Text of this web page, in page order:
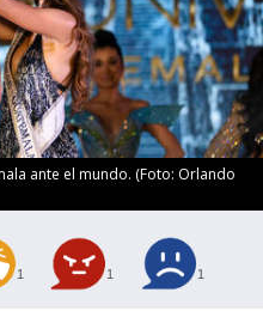
ante el mundo. (Foto: Orlando
1 1 1